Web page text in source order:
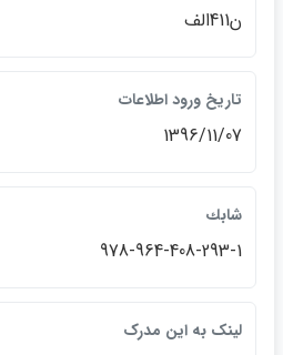
ن411الف
تاريخ ورود اطلاعات
1396/11/07
شابك
978-964-408-293-1
لينک به اين مدرک